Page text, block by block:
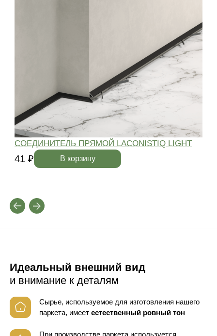
СОЕДИНИТЕЛЬ ПРЯМОЙ LACONISTIQ LIGHT
41 ₽ В корзину
Идеальный внешний вид
и внимание к деталям
Сырье, используемое для изготовления нашего
паркета, имеет естественный ровный тон
При производстве паркета используется